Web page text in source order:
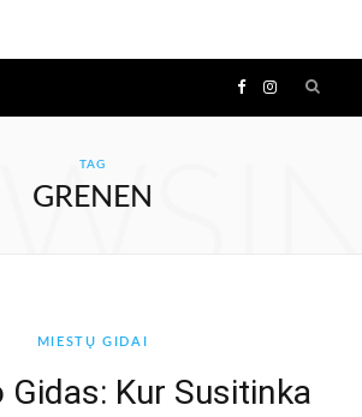
F I
TAG
GRENEN
MIESTŲ GIDAI
Gidas: Kur Susitinka